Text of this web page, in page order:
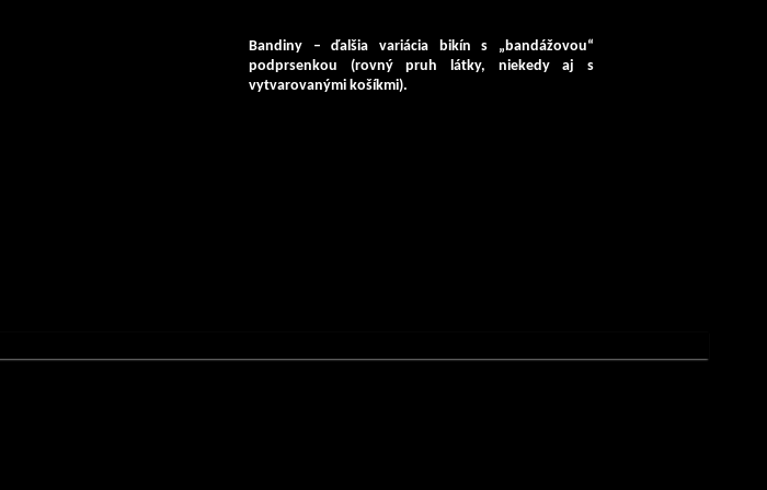
Bandiny – ďalšia variácia bikín s „bandážovou“
podprsenkou (rovný pruh látky, niekedy aj s
vytvarovanými košíkmi).